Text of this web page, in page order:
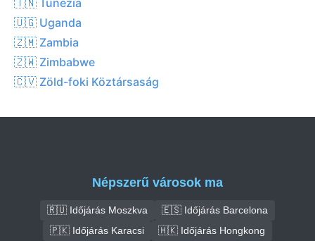
🇺🇬 Uganda
🇿🇲 Zambia
🇿🇼 Zimbabwe
🇨🇻 Zöld-foki Köztársaság
Népszerű városok ma
🇷🇺 Időjárás Moszkva
🇪🇸 Időjárás Barcelona
🇵🇰 Időjárás Karacsi
🇭🇰 Időjárás Hongkong